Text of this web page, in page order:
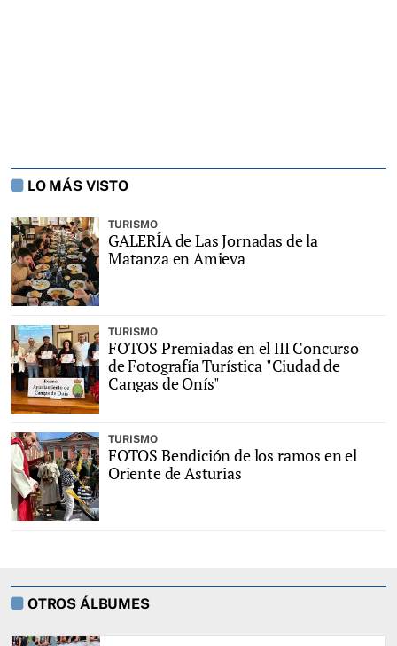
LO MÁS VISTO
TURISMO
GALERÍA de Las Jornadas de la
Matanza en Amieva
TURISMO
FOTOS Premiadas en el III Concurso
de Fotografía Turística "Ciudad de
Cangas de Onís"
TURISMO
FOTOS Bendición de los ramos en el
Oriente de Asturias
OTROS ÁLBUMES